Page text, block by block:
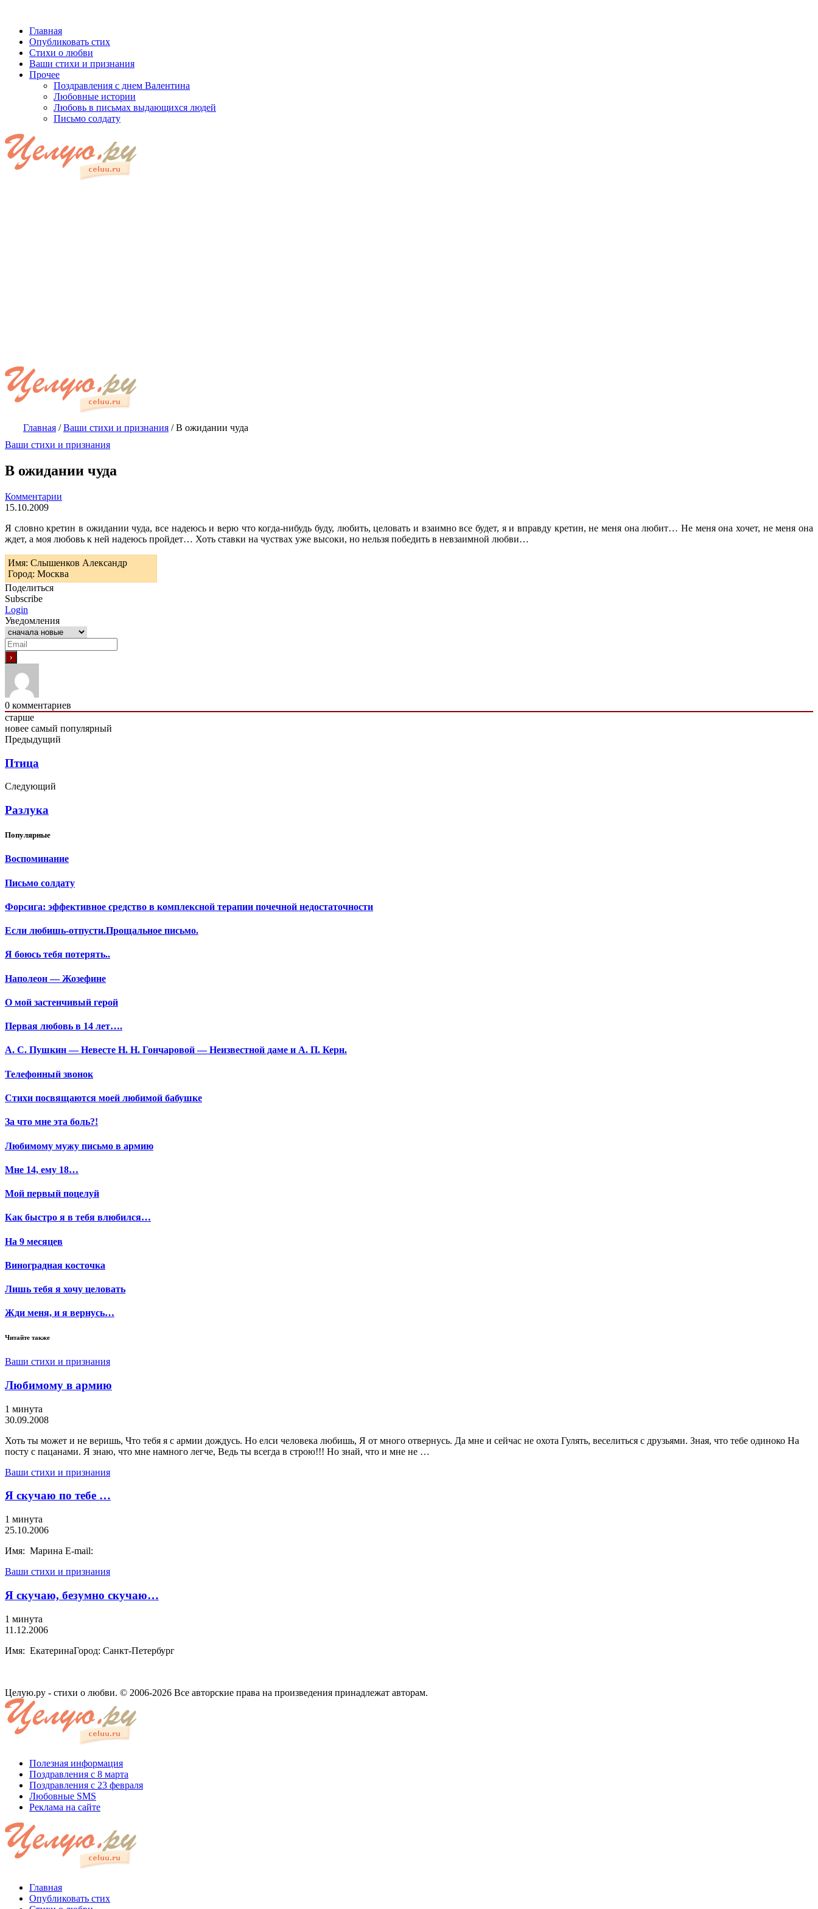
Главная
Опубликовать стих
Стихи о любви
Ваши стихи и признания
Прочее
Поздравления с днем Валентина
Любовные истории
Любовь в письмах выдающихся людей
Письмо солдату
Главная /Ваши стихи и признания /В ожидании чуда
Ваши стихи и признания
В ожидании чуда
Комментарии
15.10.2009
Я словно кретин в ожидании чуда, все надеюсь и верю что когда-нибудь буду, любить, целовать и взаимно все будет, я и вправду кретин, не меня она любит… Не меня она хочет, не меня она
ждет, а моя любовь к ней надеюсь пройдет… Хоть ставки на чуствах уже высоки, но нельзя победить в невзаимной любви…
Имя: Слышенков Александр
Город: Москва
Поделиться
Subscribe
Login
Уведомления
0 комментариев
старше
новее самый популярный
Предыдущий
Птица
Следующий
Разлука
Популярные
Воспоминание
Письмо солдату
Форсига: эффективное средство в комплексной терапии почечной недостаточности
Если любишь-отпусти.Прощальное письмо.
Я боюсь тебя потерять..
Наполеон — Жозефине
О мой застенчивый герой
Первая любовь в 14 лет….
А. С. Пушкин — Невесте Н. Н. Гончаровой — Неизвестной даме и А. П. Керн.
Телефонный звонок
Стихи посвящаются моей любимой бабушке
За что мне эта боль?!
Любимому мужу письмо в армию
Мне 14, ему 18…
Мой первый поцелуй
Как быстро я в тебя влюбился…
На 9 месяцев
Виноградная косточка
Лишь тебя я хочу целовать
Жди меня, и я вернусь…
Читайте также
Ваши стихи и признания
Любимому в армию
1 минута
30.09.2008
Хоть ты может и не веришь, Что тебя я с армии дождусь. Но елси человека любишь, Я от много отвернусь. Да мне и сейчас не охота Гулять, веселиться с друзьями. Зная, что тебе одиноко На
посту с пацанами. Я знаю, что мне намного легче, Ведь ты всегда в строю!!! Но знай, что и мне не …
Ваши стихи и признания
Я скучаю по тебе …
1 минута
25.10.2006
Имя: Марина E-mail:
Ваши стихи и признания
Я скучаю, безумно скучаю…
1 минута
11.12.2006
Имя: ЕкатеринаГород: Санкт-Петербург
Целую.ру - стихи о любви. © 2006-2026 Все авторские права на произведения принадлежат авторам.
Полезная информация
Поздравления с 8 марта
Поздравления с 23 февраля
Любовные SMS
Реклама на сайте
Главная
Опубликовать стих